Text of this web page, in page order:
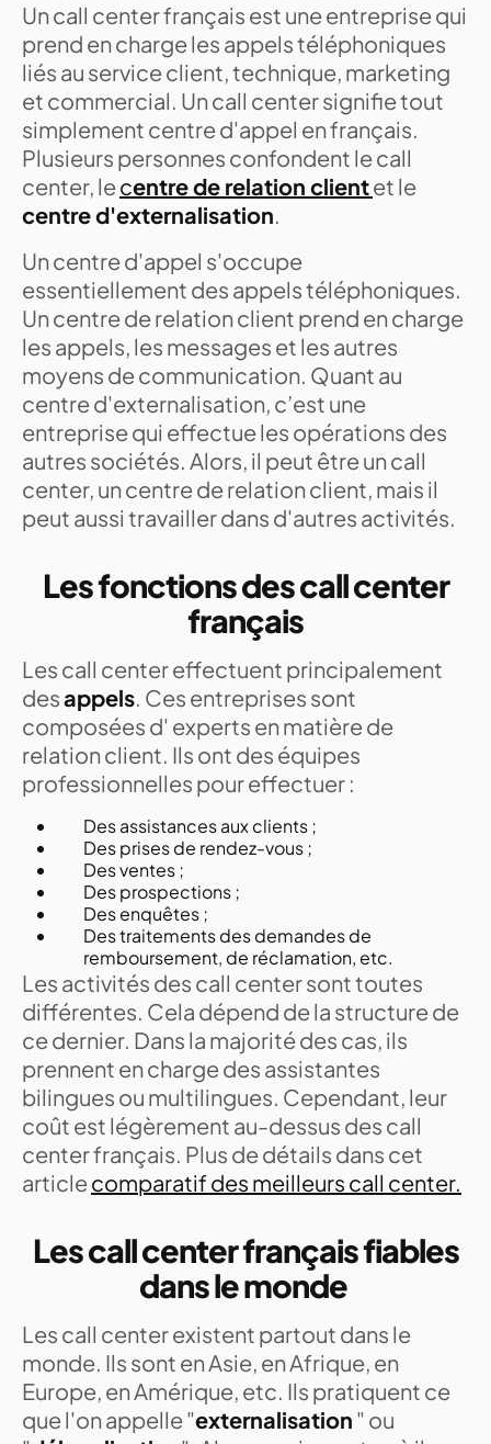
Un call center français est une entreprise qui
prend en charge les appels téléphoniques
liés au service client, technique, marketing
et commercial. Un call center signifie tout
simplement centre d'appel en français.
Plusieurs personnes confondent le call
center, lecentre de relation clientet le
centre d'externalisation.
Un centre d'appel s'occupe
essentiellement des appels téléphoniques.
Un centre de relation client prend en charge
les appels, les messages et les autres
moyens de communication. Quant au
centre d'externalisation, c’est une
entreprise qui effectue les opérations des
autres sociétés. Alors, il peut être un call
center, un centre de relation client, mais il
peut aussi travailler dans d'autres activités.
Les fonctions des call center
français
Les call center effectuent principalement
desappels. Ces entreprises sont
composées d' experts en matière de
relation client. Ils ont des équipes
professionnelles pour effectuer :
Des assistances aux clients ;
Des prises de rendez-vous ;
Des ventes ;
Des prospections ;
Des enquêtes ;
Des traitements des demandes de
remboursement, de réclamation, etc.
Les activités des call center sont toutes
différentes. Cela dépend de la structure de
ce dernier. Dans la majorité des cas, ils
prennent en charge des assistantes
bilingues ou multilingues. Cependant, leur
coût est légèrement au-dessus des call
center français. Plus de détails dans cet
articlecomparatif des meilleurs call center.
Les call center français fiables
dans le monde
Les call center existent partout dans le
monde. Ils sont en Asie, en Afrique, en
Europe, en Amérique, etc. Ils pratiquent ce
que l'on appelle "externalisation " ou